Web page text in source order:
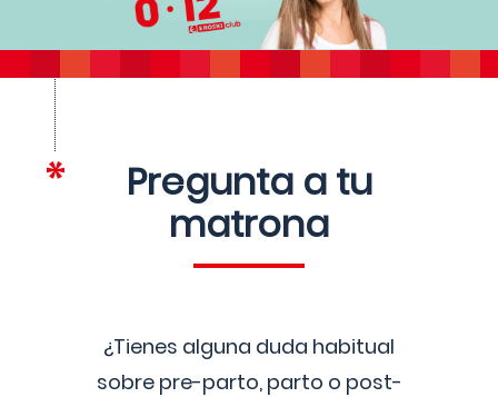
Pregunta a tu
matrona
¿Tienes alguna duda habitual
sobre pre-parto, parto o post-